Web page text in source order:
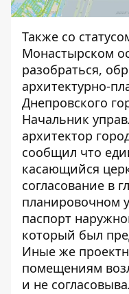
Также со
Монастырском
разобраться,
архитектурно-
Днепровского
Начальник
архитектор
сообщил что
касающийся
согласование в
планировочном
паспорт
который был
Иные же
помещениям
и не